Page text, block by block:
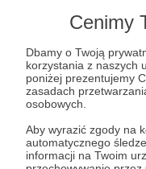
Cenimy
Dbamy o Twoją
korzystania z naszych
poniżej prezentujemy
zasadach
osobowych.
Aby wyrazić zgody na
automatycznego
informacji na Twoim
popularno-
związane z
Podgląd strony: